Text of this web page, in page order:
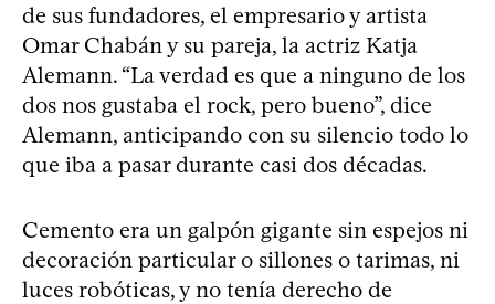
de sus fundadores, el empresario y artista
Omar Chabán y su pareja, la actriz Katja
Alemann. “La verdad es que a ninguno de los
dos nos gustaba el rock, pero bueno”, dice
Alemann, anticipando con su silencio todo lo
que iba a pasar durante casi dos décadas.
Cemento era un galpón gigante sin espejos ni
decoración particular o sillones o tarimas, ni
luces robóticas, y no tenía derecho de